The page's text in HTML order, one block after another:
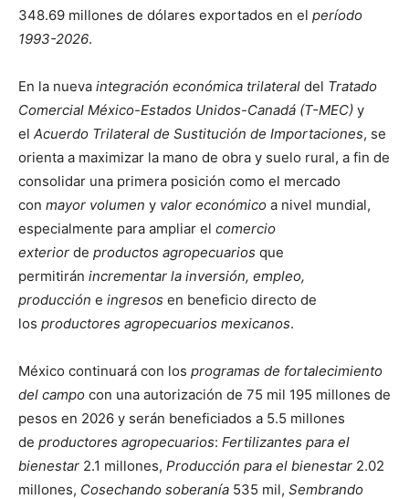
348.69 millones de dólares exportados en el período
1993-2026.
En la nueva integración económica trilateral del Tratado
Comercial México-Estados Unidos-Canadá (T-MEC) y
el Acuerdo Trilateral de Sustitución de Importaciones, se
orienta a maximizar la mano de obra y suelo rural, a fin de
consolidar una primera posición como el mercado
con mayor volumen y valor económico a nivel mundial,
especialmente para ampliar el comercio
exterior de productos agropecuarios que
permitirán incrementar la inversión, empleo,
producción e ingresos en beneficio directo de
los productores agropecuarios mexicanos.
México continuará con los programas de fortalecimiento
del campo con una autorización de 75 mil 195 millones de
pesos en 2026 y serán beneficiados a 5.5 millones
de productores agropecuarios: Fertilizantes para el
bienestar 2.1 millones, Producción para el bienestar 2.02
millones, Cosechando soberanía 535 mil, Sembrando